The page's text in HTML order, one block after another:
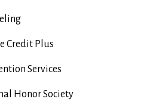
Credit Plus
Services
Honor Society